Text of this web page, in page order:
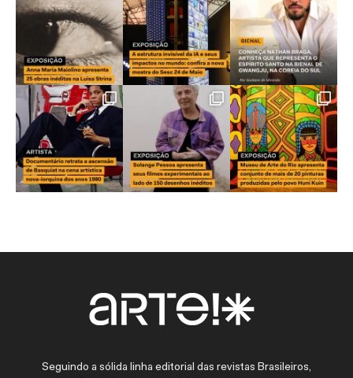
Seguindo a sólida linha editorial das revistas Brasileiros,